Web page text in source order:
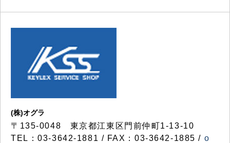
(株)オグラ
〒135-0048 東京都江東区門前仲町1-13-10
TEL：03-3642-1881 / FAX：03-3642-1885 / o